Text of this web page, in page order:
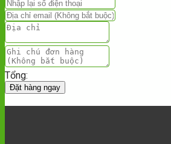
Tổng:
Đặt hàng ngay